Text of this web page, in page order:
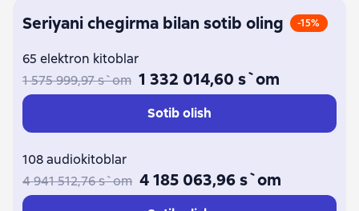
Seriyani chegirma bilan sotib oling -15%
65 elektron kitoblar
1 575 999,97 s`om 1 332 014,60 s`om
Sotib olish
108 audiokitoblar
4 941 512,76 s`om 4 185 063,96 s`om